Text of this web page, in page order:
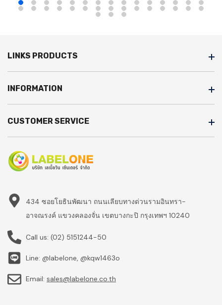
LINKS PRODUCTS
INFORMATION
CUSTOMER SERVICE
434 ซอยโยธินพัฒนา ถนนเลียบทางด่วนรามอินทรา-
อาจณรงค์ แขวงคลองจั่น เขตบางกะปิ กรุงเทพฯ 10240
Call us: (02) 5151244-50
Line: @labelone, @kqw1463o
Email: sales@labelone.co.th